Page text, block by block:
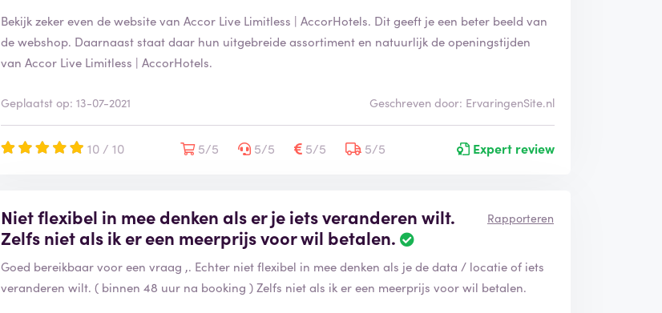
Bekijk zeker even de website van Accor Live Limitless | AccorHotels. Dit geeft je een beter beeld van
de webshop. Daarnaast staat daar hun uitgebreide assortiment en natuurlijk de openingstijden
van Accor Live Limitless | AccorHotels.
Geplaatst op: 13-07-2021 Geschreven door: ErvaringenSite.nl
10 / 10 5/5 5/5 5/5 5/5 Expert review
Niet flexibel in mee denken als er je iets veranderen wilt.
Zelfs niet als ik er een meerprijs voor wil betalen.
Rapporteren
Goed bereikbaar voor een vraag ,. Echter niet flexibel in mee denken als je de data / locatie of iets
veranderen wilt. ( binnen 48 uur na booking ) Zelfs niet als ik er een meerprijs voor wil betalen.